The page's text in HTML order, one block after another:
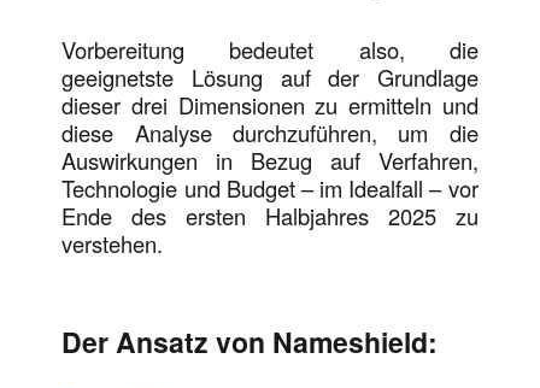
Vorbereitung bedeutet also, die
geeignetste Lösung auf der Grundlage
dieser drei Dimensionen zu ermitteln und
diese Analyse durchzuführen, um die
Auswirkungen in Bezug auf Verfahren,
Technologie und Budget – im Idealfall – vor
Ende des ersten Halbjahres 2025 zu
verstehen.
Der Ansatz von Nameshield: